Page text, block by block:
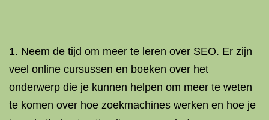
1. Neem de tijd om meer te leren over SEO. Er zijn
veel online cursussen en boeken over het
onderwerp die je kunnen helpen om meer te weten
te komen over hoe zoekmachines werken en hoe je